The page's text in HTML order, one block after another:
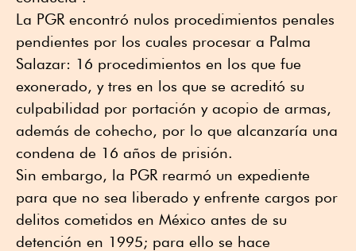
La PGR encontró nulos procedimientos penales
pendientes por los cuales procesar a Palma
Salazar: 16 procedimientos en los que fue
exonerado, y tres en los que se acreditó su
culpabilidad por portación y acopio de armas,
además de cohecho, por lo que alcanzaría una
condena de 16 años de prisión.
Sin embargo, la PGR rearmó un expediente
para que no sea liberado y enfrente cargos por
delitos cometidos en México antes de su
detención en 1995; para ello se hace